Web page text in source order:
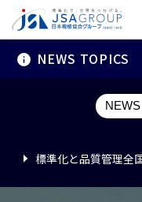
NEWS TOPICS
標準化と品質管理全
標準化と品質管理全